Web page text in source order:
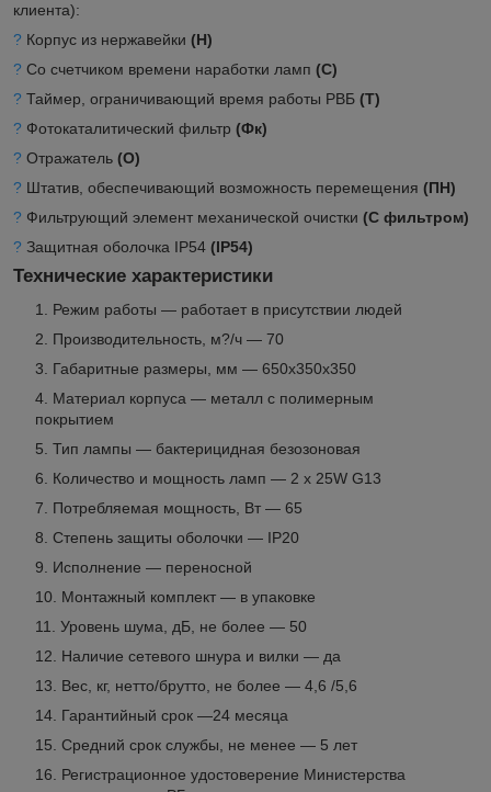
клиента):
? Корпус из нержавейки (Н)
? Со счетчиком времени наработки ламп (С)
? Таймер, ограничивающий время работы РВБ (Т)
? Фотокаталитический фильтр (Фк)
? Отражатель (О)
? Штатив, обеспечивающий возможность перемещения (ПН)
? Фильтрующий элемент механической очистки (С фильтром)
? Защитная оболочка IP54 (IP54)
Технические характеристики
Режим работы — работает в присутствии людей
Производительность, м?/ч — 70
Габаритные размеры, мм — 650x350x350
Материал корпуса — металл с полимерным
покрытием
Тип лампы — бактерицидная безозоновая
Количество и мощность ламп — 2 х 25W G13
Потребляемая мощность, Вт — 65
Степень защиты оболочки — IP20
Исполнение — переносной
Монтажный комплект — в упаковке
Уровень шума, дБ, не более — 50
Наличие сетевого шнура и вилки — да
Вес, кг, нетто/брутто, не более — 4,6 /5,6
Гарантийный срок —24 месяца
Средний срок службы, не менее — 5 лет
Регистрационное удостоверение Министерства